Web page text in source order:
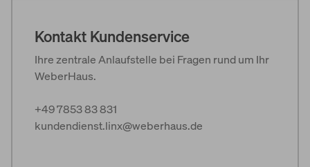
Kontakt Kundenservice
Ihre zentrale Anlaufstelle bei Fragen rund um Ihr
WeberHaus.
+49 7853 83 831
kundendienst.linx@weberhaus.de